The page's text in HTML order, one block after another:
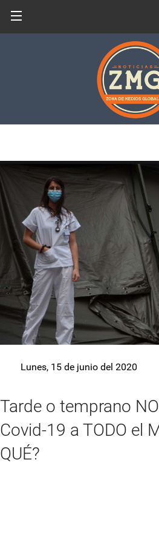
Lunes, 15 de junio del 2020
Tarde o temprano
Covid-19 a TODO el
QUÉ?